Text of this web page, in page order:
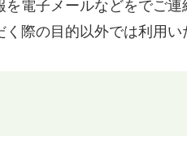
電子メールなどをでご連
際の目的以外では利用い